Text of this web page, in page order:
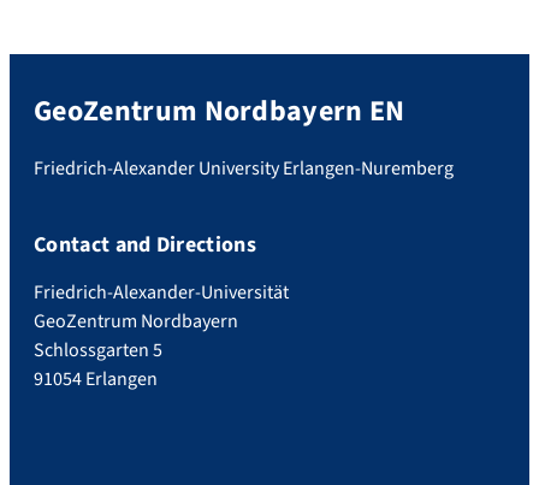
GeoZentrum Nordbayern EN
Friedrich-Alexander University Erlangen-Nuremberg
Contact and Directions
Friedrich-Alexander-Universität
GeoZentrum Nordbayern
Schlossgarten 5
91054 Erlangen